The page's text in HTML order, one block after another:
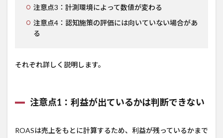
注意点3：計測環境によって数値が変わる
注意点4：認知施策の評価には向いていない場合があ
る
それぞれ詳しく説明します。
注意点1：利益が出ているかは判断できない
ROASは売上をもとに計算するため、利益が残っているかまで